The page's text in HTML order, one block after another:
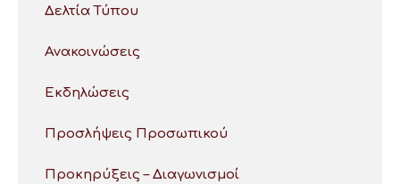
Δελτία Τύπου
Ανακοινώσεις
Εκδηλώσεις
Προσλήψεις Προσωπικού
Προκηρύξεις – Διαγωνισμοί